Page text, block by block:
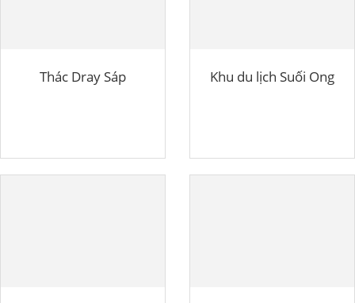
Thác Dray Sáp Khu du lịch Suối Ong